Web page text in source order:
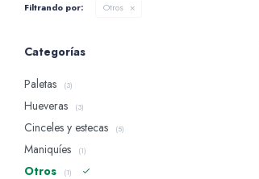
Filtrando por: Otros
Categorías
Paletas
(3)
Hueveras (3)
Cinceles y estecas (5)
Maniquíes (1)
Otros (1)